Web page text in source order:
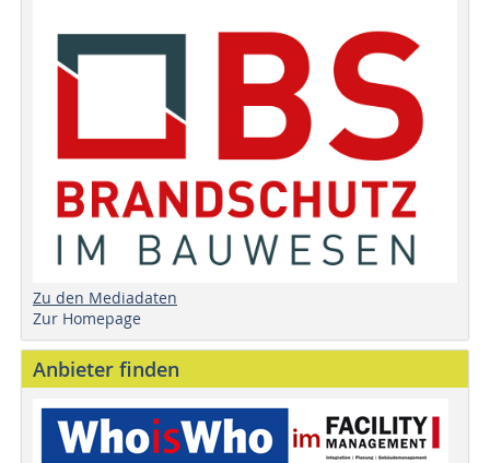
Zu den Mediadaten
Zur Homepage
Anbieter finden